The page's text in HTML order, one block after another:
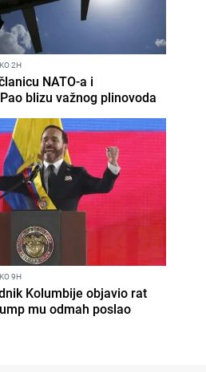
2H
NATO-a i
blizu važnog plinovoda
9H
Kolumbije objavio rat
mu odmah poslao